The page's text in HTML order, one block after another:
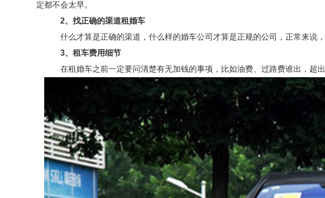
定都不会太早。
2、找正确的渠道租婚车
什么才算是正确的渠道，什么样的婚车公司才算是正规的公司，正常来说
3、租车费用细节
在租婚车之前一定要问清楚有无加钱的事项，比如油费、过路费谁出，超出